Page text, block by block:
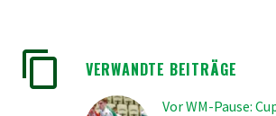
VERWANDTE BEITRÄGE
Vor WM-Pause: